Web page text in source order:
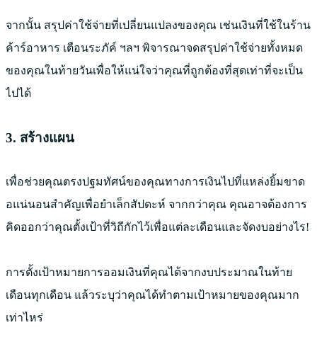
จากนั้น สรุปค่าใช้จ่ายที่เปลี่ยนแปลงของคุณ เช่นเงินที่ใช้ในร้าน
ค้าร์อาหาร เตือนระภัค์ ฯลฯ พิจารณาจดสรุปค่าใช้จ่ายทั้งหมด
ของคุณในท้ายวันเพื่อให้แน่ใจว่าคุณที่ถูกต้องที่สุดเท่าที่จะเป็น
ไปได้
3. สร้างแผน
เพื่อช่วยคุณตรงปฐมทัศน์ของคุณทางการเงินไปที่แหล่งยิ้มขาด
อแน่นอนสำคัญเพื่อยำเล็กสัปดะห์ จากกว่าคุณ คุณอาจต้องการ
คิดออกว่าคุณตั้งเป้าที่วิถีกักไว้เพื่อแต่ละเดือนและจัดงบอย่างไร!
การตั้งเป้าหมายการออมเงินที่คุณได้จากงบประมาณในท้าย
เดือนทุกเดือน แล้วระบุว่าคุณได้ทำตามเป้าหมายของคุณมาก
เท่าไหร่